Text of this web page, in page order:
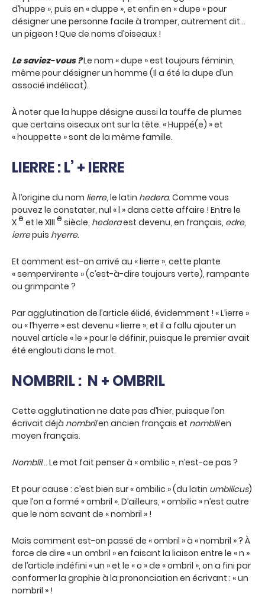
d’huppe », puis en « duppe », et enfin en « dupe » pour
désigner une personne facile à tromper, autrement dit…
un pigeon ! Que de noms d’oiseaux !
Le saviez-vous ?Le nom « dupe » est toujours féminin,
même pour désigner un homme (Il a été la dupe d’un
associé indélicat).
À noter que la huppe désigne aussi la touffe de plumes
que certains oiseaux ont sur la tête. « Huppé(e) » et
« houppette » sont de la même famille.
LIERRE : L’ + IERRE
À l’origine du nom lierre, le latin hedera. Comme vous
pouvez le constater, nul « l » dans cette affaire ! Entre le
Xe et le XIII e siècle, hederaest devenu, en français, edre,
ierrepuis hyerre.
Et comment est-on arrivé au « lierre », cette plante
« sempervirente » (c’est-à-dire toujours verte), rampante
ou grimpante ?
Par agglutination de l’article élidé, évidemment ! « L’ierre »
ou « l’hyerre » est devenu « lierre », et il a fallu ajouter un
nouvel article « le » pour le définir, puisque le premier avait
été englouti dans le mot.
NOMBRIL : N + OMBRIL
Cette agglutination ne date pas d’hier, puisque l’on
écrivait déjà nombrilen ancien français et nomblilen
moyen français.
Nomblil… Le mot fait penser à « ombilic », n’est-ce pas ?
Et pour cause : c’est bien sur « ombilic » (du latin umbilicus)
que l’on a formé « ombril ». D’ailleurs, « ombilic » n’est autre
que le nom savant de « nombril » !
Mais comment est-on passé de « ombril » à « nombril » ? À
force de dire « un ombril » en faisant la liaison entre le « n »
de l’article indéfini « un » et le « o » de « ombril », on a fini par
conformer la graphie à la prononciation en écrivant : « un
nombril » !